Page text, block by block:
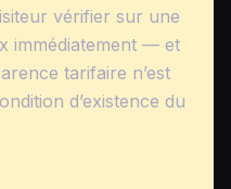
vérifier sur une
immédiatement — et
tarifaire n’est
d’existence du